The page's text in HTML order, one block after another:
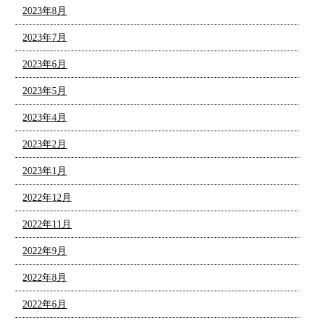
2023年8月
2023年7月
2023年6月
2023年5月
2023年4月
2023年2月
2023年1月
2022年12月
2022年11月
2022年9月
2022年8月
2022年6月